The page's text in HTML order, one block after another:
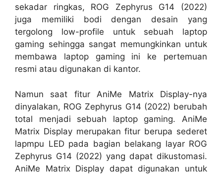
sekadar ringkas, ROG Zephyrus G14 (2022)
juga memiliki bodi dengan desain yang
tergolong low-profile untuk sebuah laptop
gaming sehingga sangat memungkinkan untuk
membawa laptop gaming ini ke pertemuan
resmi atau digunakan di kantor.
Namun saat fitur AniMe Matrix Display-nya
dinyalakan, ROG Zephyrus G14 (2022) berubah
total menjadi sebuah laptop gaming. AniMe
Matrix Display merupakan fitur berupa sederet
lapmpu LED pada bagian belakang layar ROG
Zephyrus G14 (2022) yang dapat dikustomasi.
AniMe Matrix Display dapat digunakan untuk